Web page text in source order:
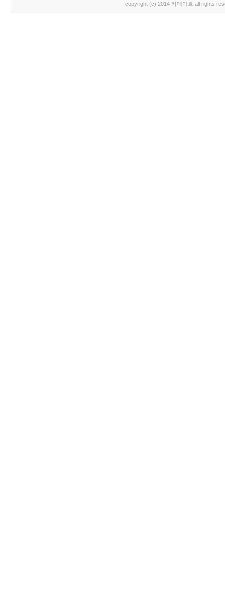
copyright (c) 2014 카메이트 all rights